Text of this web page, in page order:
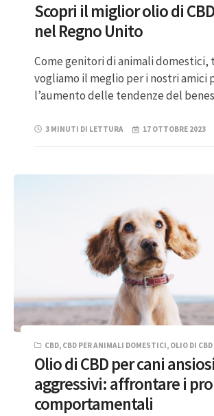
Scopri il miglior olio di
nel Regno Unito
Come genitori di animali
vogliamo il meglio per i nostri amici
l’aumento delle tendenze del
3 MINUTI DI LETTURA 17 OTTOBRE 2023
CBD, CBD PER ANIMALI DOMESTICI, OLIO DI CBD
Olio di CBD per cani
aggressivi: affrontare i
comportamentali